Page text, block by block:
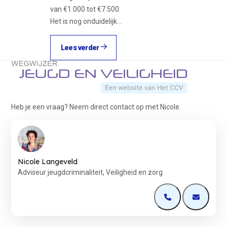
van €1.000 tot €7.500.
Het is nog onduidelijk…
Lees verder
Terug naar de startpagina
Heb je een vraag? Neem direct contact op met Nicole.
Nicole Langeveld
Adviseur jeugdcriminaliteit, Veiligheid en zorg
Open deOpen de